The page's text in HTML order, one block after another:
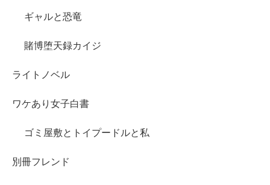
ギャルと恐竜
賭博堕天録カイジ
ライトノベル
ワケあり女子白書
ゴミ屋敷とトイプードルと私
別冊フレンド